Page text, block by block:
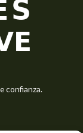
confianza.